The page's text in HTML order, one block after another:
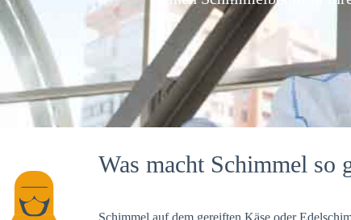
Was macht Schimmel so
Schimmel auf dem gereiften Käse oder